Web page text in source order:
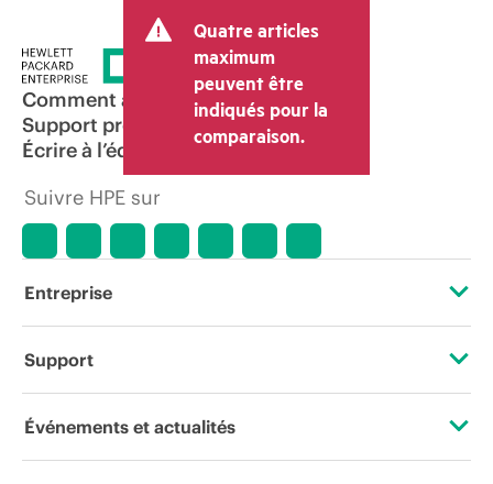
Quatre articles
maximum
peuvent être
indiqués pour la
comparaison.
Comment acheter
Support produit
Écrire à l’équipe commerciale
Suivre HPE sur
Entreprise
À propos de HPE
Support
Services d’assistance opérationnelle (OSS)
Événements et actualités